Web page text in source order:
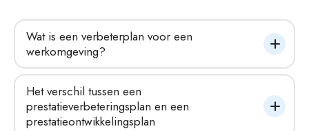
Wat is een verbeterplan voor een
werkomgeving?
Het verschil tussen een
prestatieverbeteringsplan en een
prestatieontwikkelingsplan